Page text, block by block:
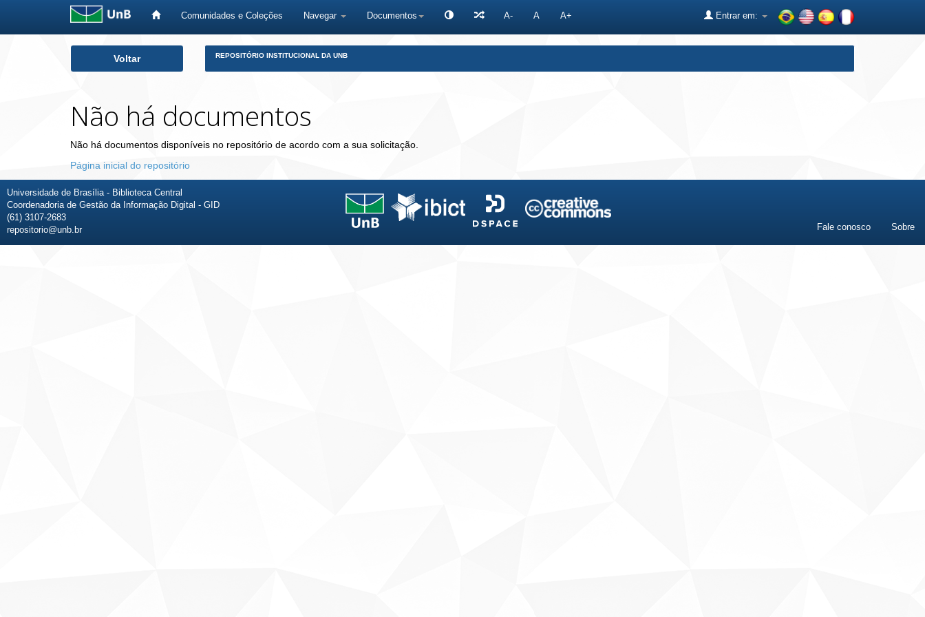
Comunidades e Coleções Navegar Documentos A- A A+ Entrar em:
Voltar REPOSITÓRIO INSTITUCIONAL DA UNB
Não há documentos
Não há documentos disponíveis no repositório de acordo com a sua solicitação.
Página inicial do repositório
Universidade de Brasília - Biblioteca Central
Coordenadoria de Gestão da Informação Digital - GID
(61) 3107-2683
repositorio@unb.br
Fale conosco Sobre